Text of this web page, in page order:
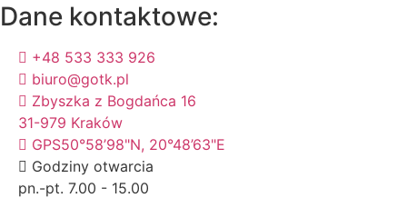
Dane kontaktowe:
+48 533 333 926
biuro@gotk.pl
Zbyszka z Bogdańca 16
31-979 Kraków
GPS50°58’98"N, 20°48’63"E
Godziny otwarcia
pn.-pt. 7.00 - 15.00